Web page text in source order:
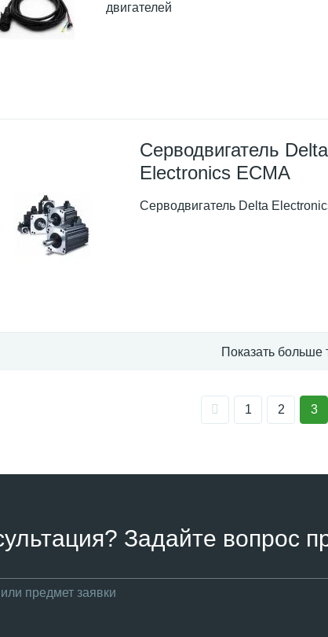
двигателей
Серводвигатель Delta
Electronics ECMA
Серводвигатель Delta
Показать больше
1 2 3
Задайте вопрос